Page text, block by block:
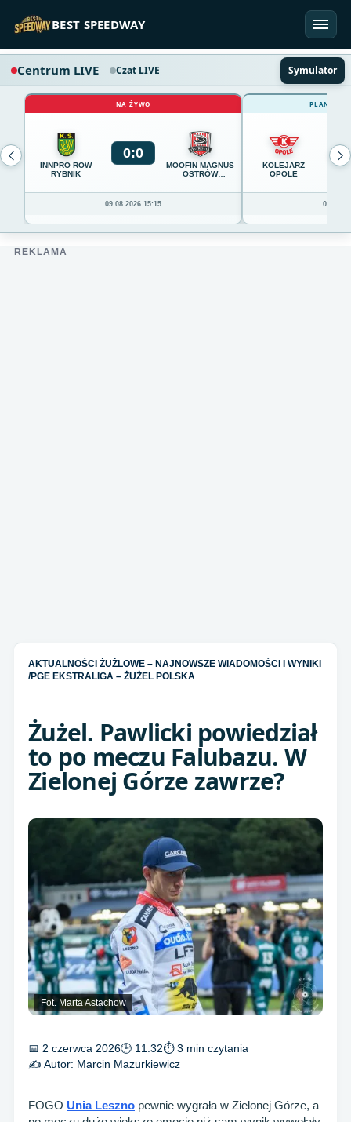
BEST SPEEDWAY
Centrum LIVE Czat LIVE Symulator
NA ŻYWO
INNPRO ROW
RYBNIK
0:0
MOOFIN MAGNUS
OSTRÓW
09.08.2026 15:15
KOLEJARZ
OPOLE
0
REKLAMA
AKTUALNOŚCI ŻUŻLOWE – NAJNOWSZE WIADOMOŚCI I WYNIKI
/PGE EKSTRALIGA – ŻUŻEL POLSKA
Żużel. Pawlicki powiedział
to po meczu Falubazu. W
Zielonej Górze zawrze?
Fot. Marta Astachow
📅 2 czerwca 2026🕒 11:32⏱ 3 min czytania
✍️ Autor: Marcin Mazurkiewicz
FOGO Unia Leszno pewnie wygrała w Zielonej Górze, a